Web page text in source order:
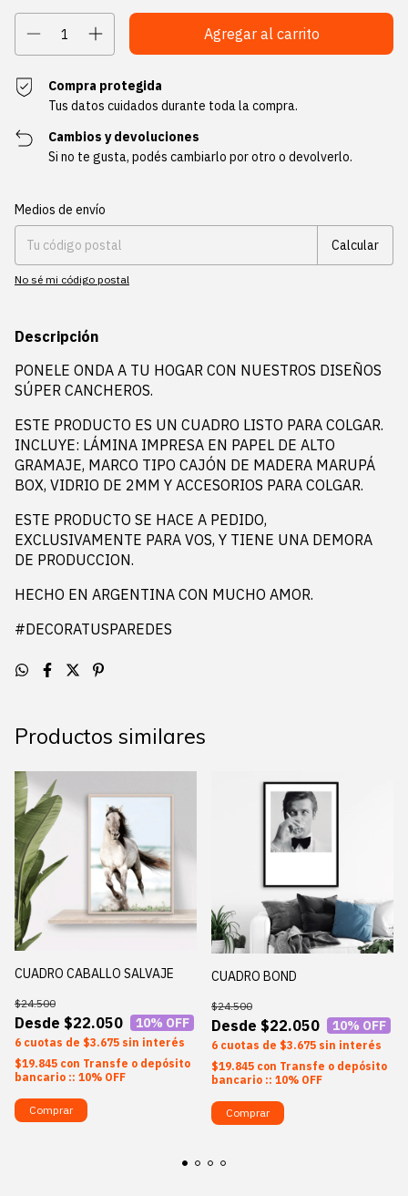
Compra protegida
Tus datos cuidados durante toda la compra.
Cambios y devoluciones
Si no te gusta, podés cambiarlo por otro o devolverlo.
Entregas para el CP:
Medios de envío
Calcular
No sé mi código postal
Descripción
PONELE ONDA A TU HOGAR CON NUESTROS DISEÑOS
SÚPER CANCHEROS.
ESTE PRODUCTO ES UN CUADRO LISTO PARA COLGAR.
INCLUYE: LÁMINA IMPRESA EN PAPEL DE ALTO
GRAMAJE, MARCO TIPO CAJÓN DE MADERA MARUPÁ
BOX, VIDRIO DE 2MM Y ACCESORIOS PARA COLGAR.
ESTE PRODUCTO SE HACE A PEDIDO,
EXCLUSIVAMENTE PARA VOS, Y TIENE UNA DEMORA
DE PRODUCCION.
HECHO EN ARGENTINA CON MUCHO AMOR.
#DECORATUSPAREDES
Productos similares
CUADRO CABALLO SALVAJE
$22.050
$24.500
10% OFF
6 $3.675 sin interés
$19.845 con Transfe o depósito
bancario :: 10% OFF
Comprar
CUADRO BOND
$22.050
$24.500
10% OFF
6 $3.675 sin interés
$19.845 con Transfe o depósito
bancario :: 10% OFF
Comprar